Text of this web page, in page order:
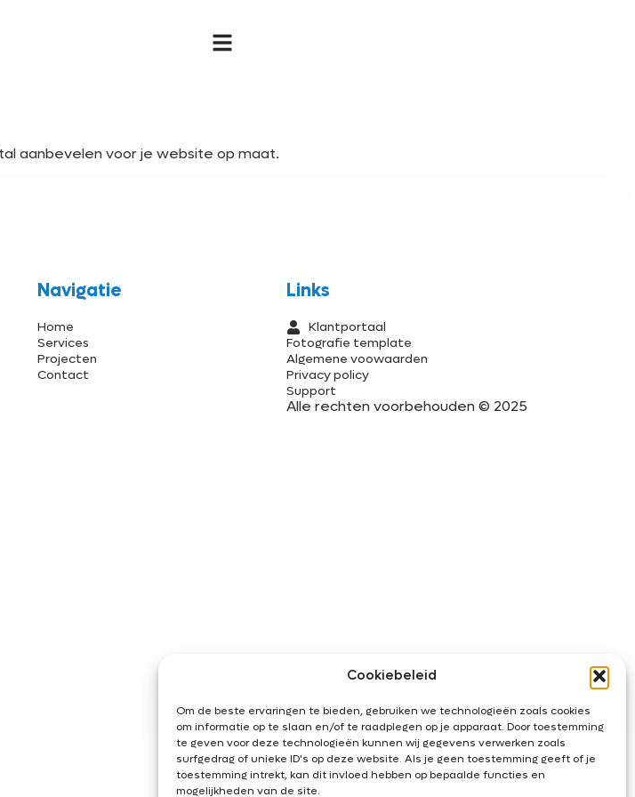
Cookiebeleid
Om de beste ervaringen te bieden, gebruiken we technologieën zoals cookies
om informatie op te slaan en/of te raadplegen op je apparaat. Door toestemming
te geven voor deze technologieën kunnen wij gegevens verwerken zoals
surfgedrag of unieke ID's op deze website. Als je geen toestemming geeft of je
toestemming intrekt, kan dit invloed hebben op bepaalde functies en
mogelijkheden van de site.
aanbevelen voor je website op maat.
Navigatie
Home
Services
Projecten
Contact
Links
Klantportaal
Fotografie template
Algemene voowaarden
Privacy policy
Support
Alle rechten voorbehouden © 2025